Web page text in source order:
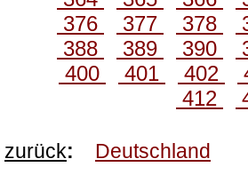
376
377 378
388
389 390
400
401 402
412
zurück: Deutschland